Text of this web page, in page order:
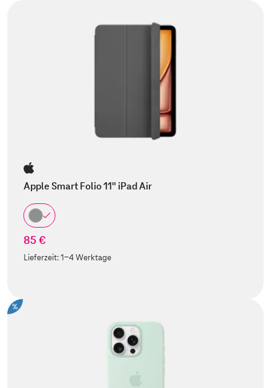
Apple Smart Folio 11" iPad Air
85 €
Lieferzeit:1-4 Werktage
%